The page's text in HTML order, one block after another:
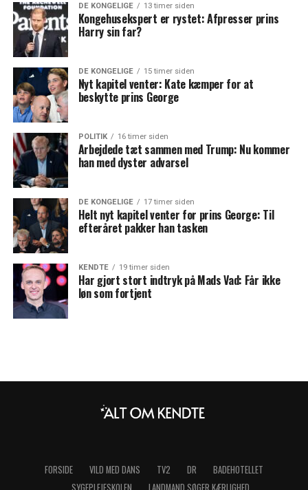
DE KONGELIGE 13 timer siden
Kongehusekspert er rystet: Afpresser prins
Harry sin far?
DE KONGELIGE 15 timer siden
Nyt kapitel venter: Kate kæmper for at
beskytte prins George
POLITIK 16 timer siden
Arbejdede tæt sammen med Trump: Nu kommer
han med dyster advarsel
DE KONGELIGE 17 timer siden
Helt nyt kapitel venter for prins George: Til
efteråret pakker han tasken
KENDTE 19 timer siden
Har gjort stort indtryk på Mads Vad: Får ikke
løn som fortjent
FORSIDE VILD MED DANS TV2 DR
BADEHOTELLET